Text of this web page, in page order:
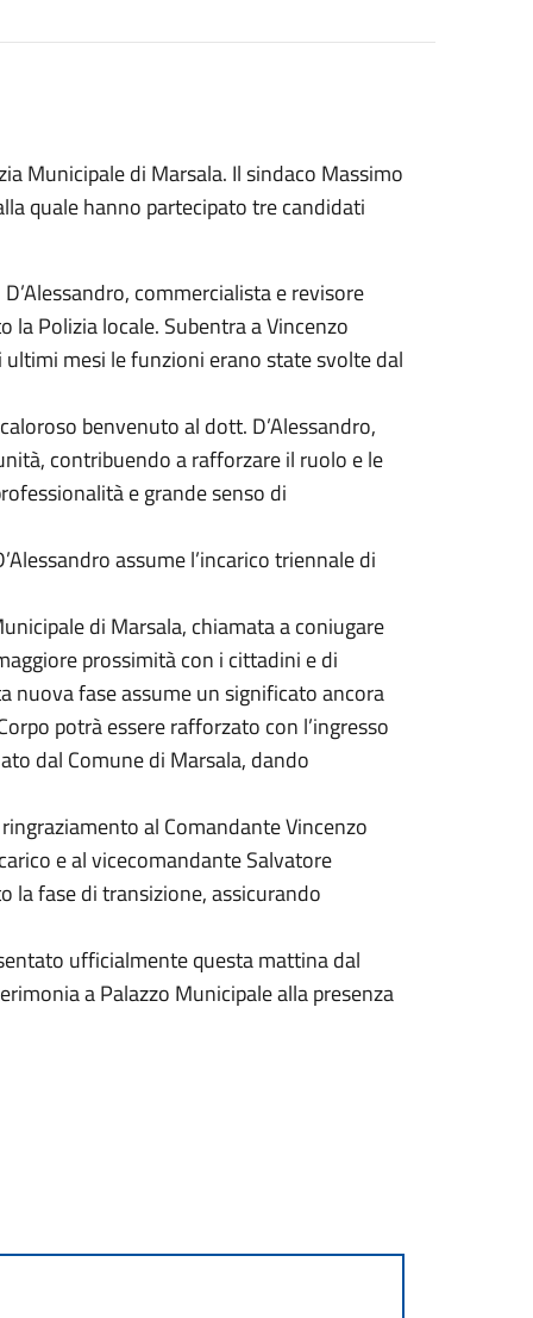
Municipale di Marsala. Il sindaco Massimo
quale hanno partecipato tre candidati
commercialista e revisore
Polizia locale. Subentra a Vincenzo
mesi le funzioni erano state svolte dal
benvenuto al dott. D’Alessandro,
contribuendo a rafforzare il ruolo e le
e grande senso di
assume l’incarico triennale di
di Marsala, chiamata a coniugare
prossimità con i cittadini e di
nuova fase assume un significato ancora
potrà essere rafforzato con l’ingresso
dal Comune di Marsala, dando
al Comandante Vincenzo
e al vicecomandante Salvatore
la fase di transizione, assicurando
ufficialmente questa mattina dal
a Palazzo Municipale alla presenza